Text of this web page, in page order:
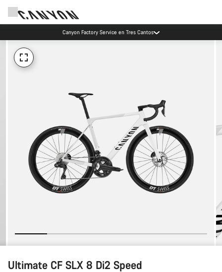
Canyon Factory Service en Tres Cantos
Ultimate CF SLX 8 Di2 Speed